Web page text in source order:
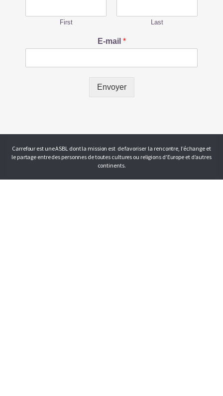
First Last
E-mail *
Envoyer
Carrefour est une ASBL dont la mission est de favoriser la rencontre, l’échange et
le partage entre des personnes de toutes cultures ou religions d’Europe et d’autres
continents.